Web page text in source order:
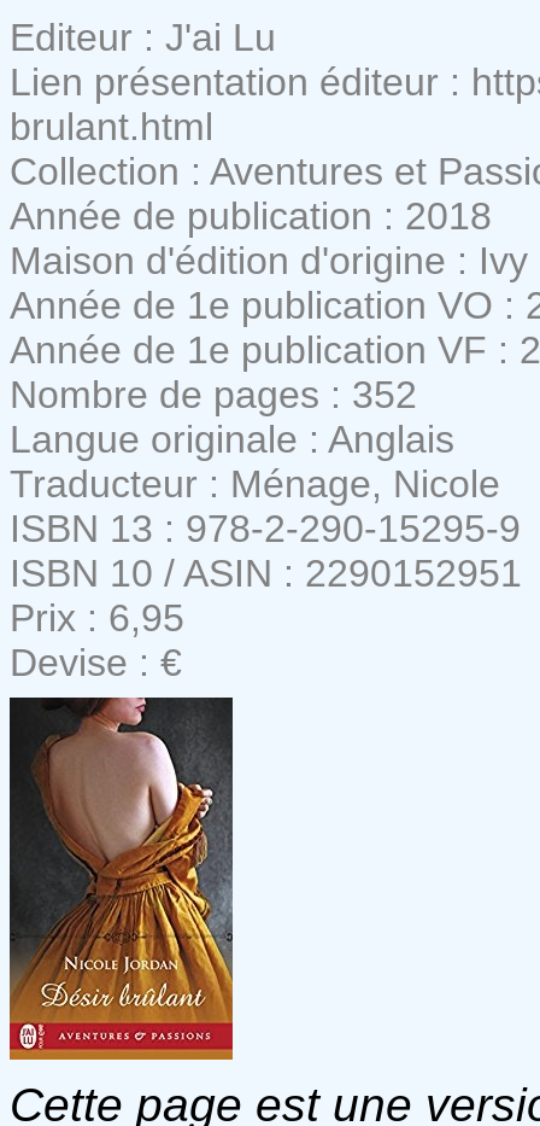
Editeur : J'ai Lu
Lien présentation éditeur :
brulant.html
Collection : Aventures et
Année de publication : 2018
Maison d'édition d'origine : Ivy
Année de 1e publication VO :
Année de 1e publication VF :
Nombre de pages : 352
Langue originale : Anglais
Traducteur : Ménage, Nicole
ISBN 13 : 978-2-290-15295-9
ISBN 10 / ASIN : 2290152951
Prix : 6,95
Devise : €
Cette page est une